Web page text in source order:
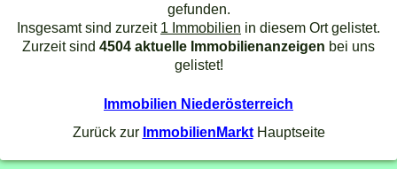
gefunden.
Insgesamt sind zurzeit 1 Immobilien in diesem Ort gelistet.
Zurzeit sind 4504 aktuelle Immobilienanzeigen bei uns
gelistet!
Immobilien Niederösterreich
Zurück zur ImmobilienMarktHauptseite